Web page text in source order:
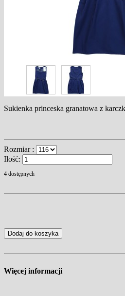
Sukienka princeska granatowa z
Rozmiar :
Ilość:
4 dostępnych
Dodaj do koszyka
Więcej informacji